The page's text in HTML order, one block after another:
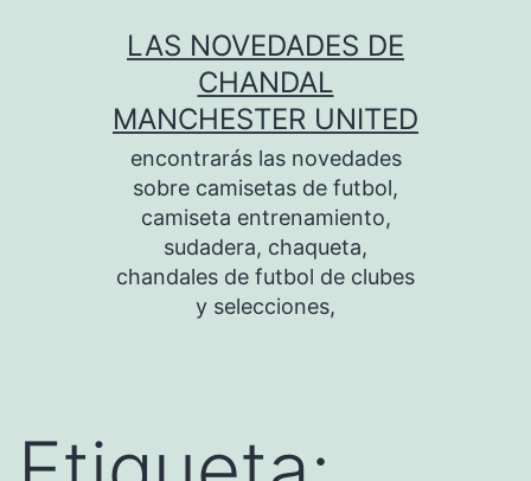
LAS NOVEDADES DE
CHANDAL
MANCHESTER UNITED
encontrarás las novedades
sobre camisetas de futbol,
camiseta entrenamiento,
sudadera, chaqueta,
chandales de futbol de clubes
y selecciones,